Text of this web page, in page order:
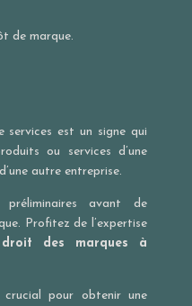
de marque.
services est un signe qui
ou services d’une
autre entreprise.
avant de
Profitez de l’expertise
droit des marques à
pour obtenir une